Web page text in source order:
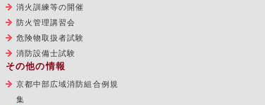
消火訓練等の開催
防火管理講習会
危険物取扱者試験
消防設備士試験
その他の情報
京都中部広域消防組合例規
集